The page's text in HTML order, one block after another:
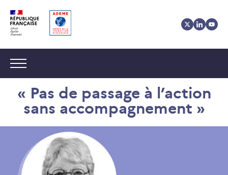
au
contenu
au
menu
des
cookies
Navigation :
« Pas de passage à l’action
sans accompagnement »